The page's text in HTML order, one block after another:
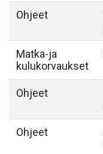
Ohjeet
Matka-ja
kulukorvaukset
Ohjeet
Ohjeet